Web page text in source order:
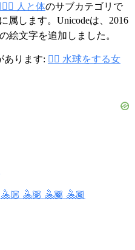
人と体のサブカテゴリで
属します。Unicodeは、2016
絵文字を追加しました。
あります: 🤽‍♀️ 水球をする女
🤽🏽 🤽🏿 🤽🏾